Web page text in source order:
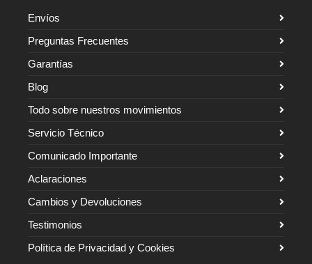
Envíos
Preguntas Frecuentes
Garantías
Blog
Todo sobre nuestros movimientos
Servicio Técnico
Comunicado Importante
Aclaraciones
Cambios y Devoluciones
Testimonios
Política de Privacidad y Cookies